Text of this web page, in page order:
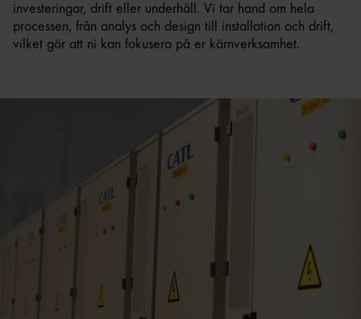
investeringar, drift eller underhåll. Vi tar hand om hela
processen, från analys och design till installation och drift,
vilket gör att ni kan fokusera på er kärnverksamhet.